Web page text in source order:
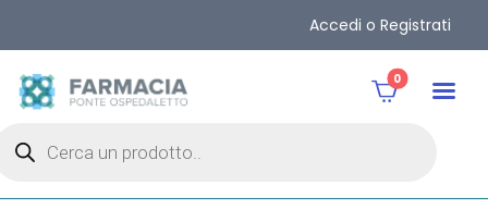
Accedi o Registrati
0